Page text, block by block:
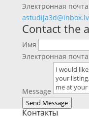
Электронная почта
astudija3d@inbox.lv
Contact the
Имя
Электронная почта
Message
Send Message
Контакты